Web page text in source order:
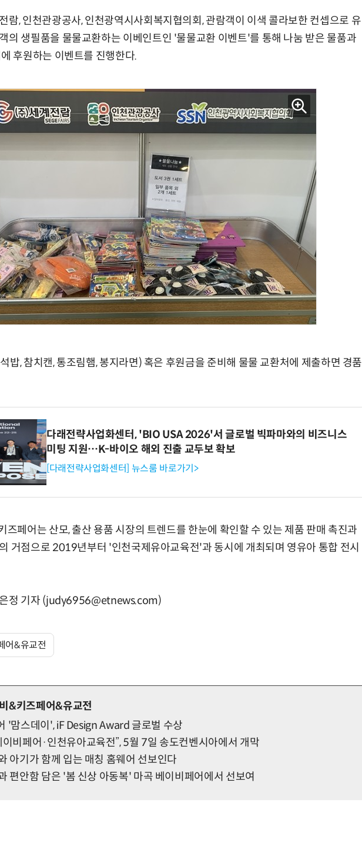
람, 인천관광공사, 인천광역시사회복지협의회, 관람객이 이색 콜라보한 컨셉으로 유
의 생필품을 물물교환하는 이베인트인 '물물교환 이벤트'를 통해 나눔 받은 물품과
후원하는 이벤트를 진행한다.
밥, 참치캔, 통조림햄, 봉지라면) 혹은 후원금을 준비해 물물 교환처에 제출하면 경품
다래전략사업화센터, 'BIO USA 2026'서 글로벌 빅파마와의 비즈니스
미팅 지원…K-바이오 해외 진출 교두보 확보
[다래전략사업화센터] 뉴스룸 바로가기>
즈페어는 산모, 출산 용품 시장의 트렌드를 한눈에 확인할 수 있는 제품 판매 촉진과
거점으로 2019년부터 '인천국제유아교육전'과 동시에 개최되며 영유아 통합 전시
정 기자 (judy6956@etnews.com)
어&유교전
&키즈페어&유교전
'맘스데이', iF Design Award 글로벌 수상
비페어·인천유아교육전”, 5월 7일 송도컨벤시아에서 개막
아기가 함께 입는 매칭 홈웨어 선보인다
편안함 담은 '봄 신상 아동복' 마곡 베이비페어에서 선보여
“계속 쫓아왔다”…도망치던 우크라 민간인 공격한 러 자폭 드론